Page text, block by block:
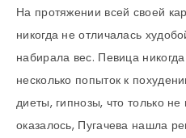
На протяжении всей своей
никогда не отличалась
набирала вес. Певица
несколько попыток к
диеты, гипнозы, что только
оказалось, Пугачева нашла